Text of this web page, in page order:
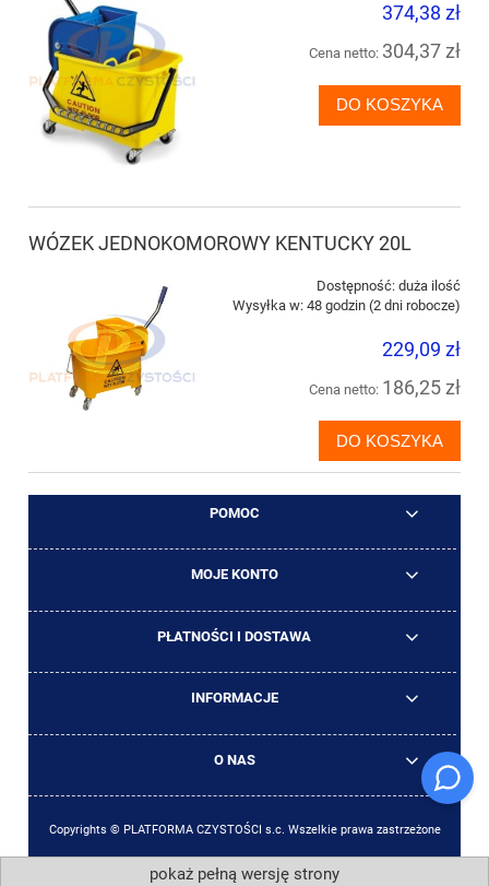
374,38 zł
Cena netto: 304,37 zł
DO KOSZYKA
WÓZEK JEDNOKOMOROWY KENTUCKY 20L
Dostępność: duża ilość
Wysyłka w: 48 godzin (2 dni robocze)
229,09 zł
Cena netto: 186,25 zł
DO KOSZYKA
POMOC
MOJE KONTO
PŁATNOŚCI I DOSTAWA
INFORMACJE
O NAS
Copyrights © PLATFORMA CZYSTOŚCI s.c. Wszelkie prawa zastrzeżone
pokaż pełną wersję strony